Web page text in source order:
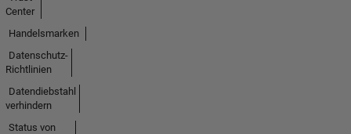
Center
Handelsmarken
Datenschutz-
Richtlinien
Datendiebstahl
verhindern
Status von